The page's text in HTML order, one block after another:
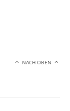
NACH OBEN